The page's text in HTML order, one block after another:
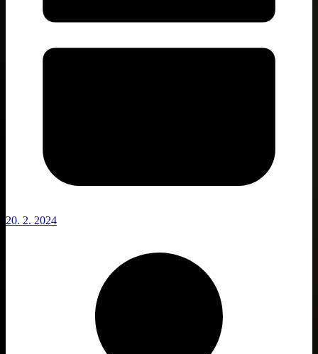
20. 2. 2024